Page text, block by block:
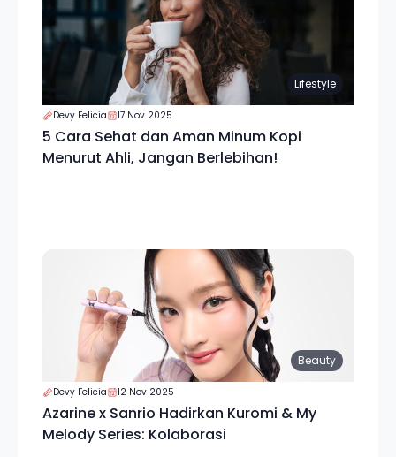
Lifestyle
Devy Felicia 17 Nov 2025
5 Cara Sehat dan Aman Minum Kopi
Menurut Ahli, Jangan Berlebihan!
Beauty
Devy Felicia 12 Nov 2025
Azarine x Sanrio Hadirkan Kuromi & My
Melody Series: Kolaborasi